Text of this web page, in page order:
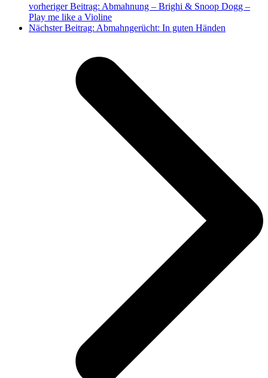
vorheriger Beitrag: Abmahnung – Brighi & Snoop Dogg –
Play me like a Violine
Nächster Beitrag: Abmahngerücht: In guten Händen